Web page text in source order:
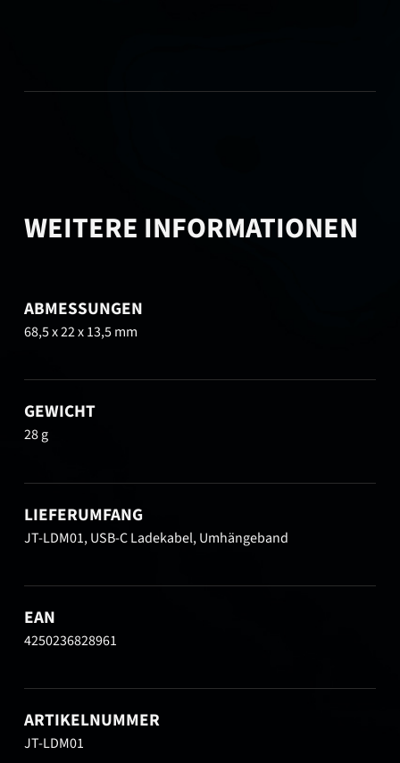
WEITERE INFORMATIONEN
ABMESSUNGEN
68,5 x 22 x 13,5 mm
GEWICHT
28 g
LIEFERUMFANG
JT-LDM01, USB-C Ladekabel, Umhängeband
EAN
4250236828961
ARTIKELNUMMER
JT-LDM01